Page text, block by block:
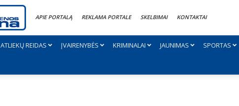
APIE PORTALĄ REKLAMA PORTALE SKELBIMAI KONTAKTAI
ATLIEKŲ REIDAS ĮVAIRENYBĖS KRIMINALAI JAUNIMAS SPORTAS